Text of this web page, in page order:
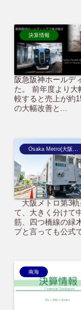
決算情報
阪急阪神ホールデ
た。 前年度より
較すると売上が約
の大幅改善と...
大阪メトロ第3軌
て、大きく分けて
筋、四つ橋線の緑
プと言っても公式
南海